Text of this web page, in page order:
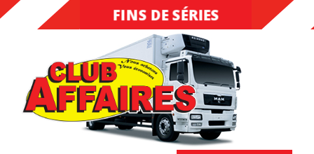
DESTOCKAGE
FINS DE SÉRIES